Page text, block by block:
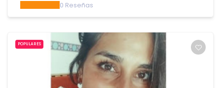
0 Reseñas
POPULARES